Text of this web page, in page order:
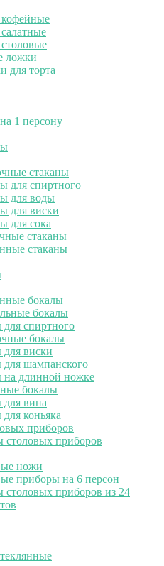
ложки
для торта
1 персону
стаканы
для спиртного
для воды
для виски
для сока
стаканы
стаканы
бокалы
бокалы
спиртного
бокалы
для виски
для шампанского
на длинной ножке
бокалы
для вина
коньяка
приборов
столовых приборов
ножи
приборы на 6 персон
столовых приборов из 24